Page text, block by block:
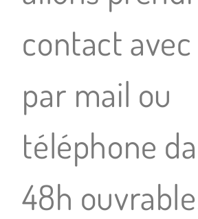
contact
par mail ou
téléphone
48h